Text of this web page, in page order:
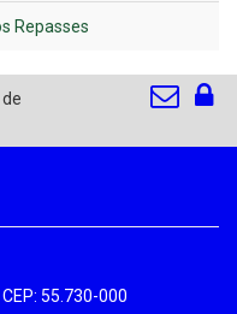
Repasses
55.730-000